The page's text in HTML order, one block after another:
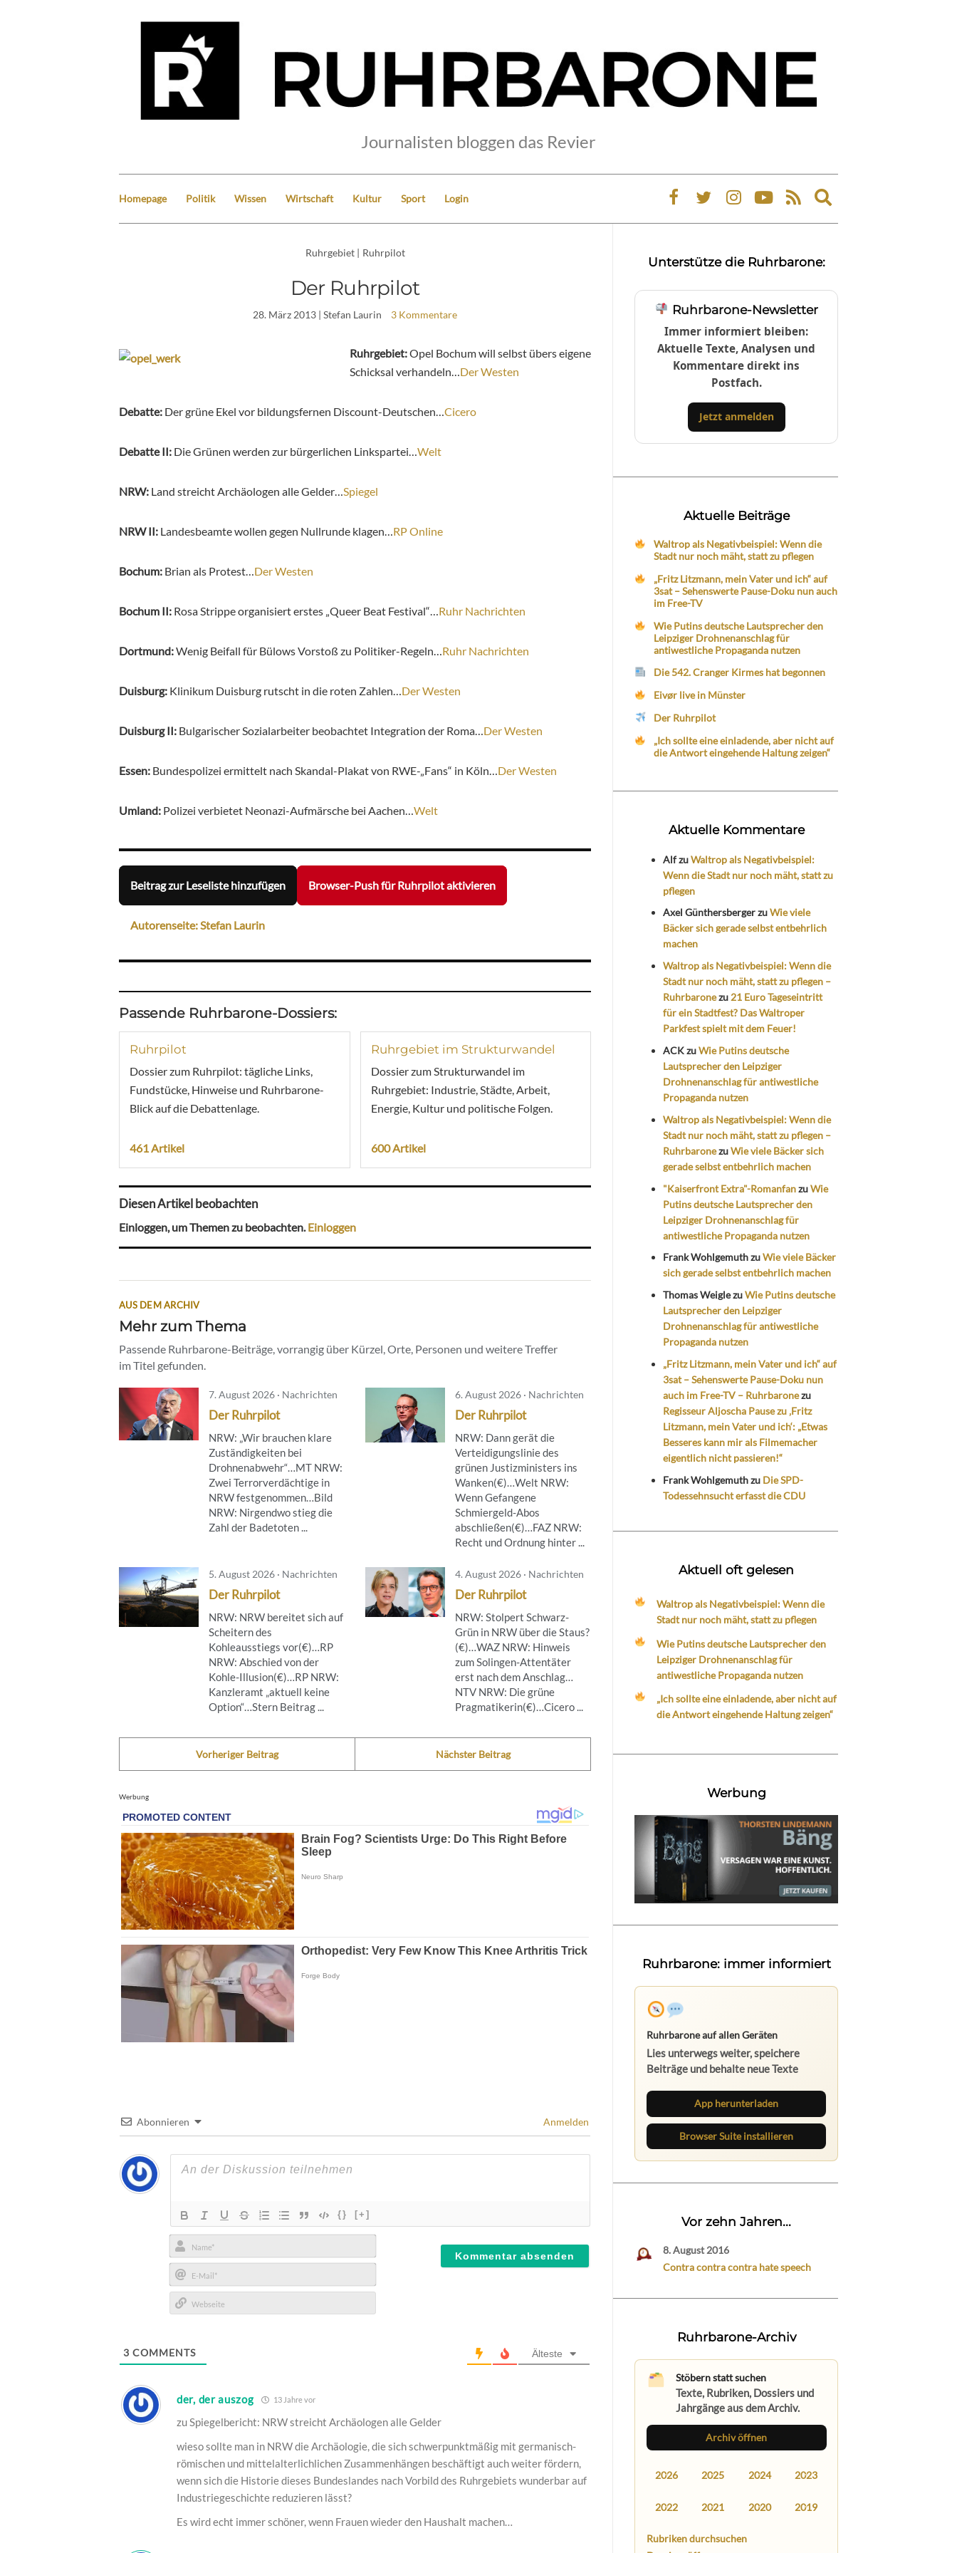
Journalisten bloggen das Revier
Homepage Politik Wissen Wirtschaft Kultur Sport Login
Expand
search
Ruhrgebiet | Ruhrpilot
Der Ruhrpilot
28. März 2013 | Stefan Laurin 3 Kommentare
Ruhrgebiet:Opel Bochum will selbst übers eigene
Schicksal verhandeln… Der Westen
Debatte: Der grüne Ekel vor bildungsfernen Discount-Deutschen… Cicero
Debatte II: Die Grünen werden zur bürgerlichen Linkspartei… Welt
NRW: Land streicht Archäologen alle Gelder… Spiegel
NRW II: Landesbeamte wollen gegen Nullrunde klagen… RP Online
Bochum: Brian als Protest… Der Westen
Bochum II: Rosa Strippe organisiert erstes „Queer Beat Festival“… Ruhr Nachrichten
Dortmund:Wenig Beifall für Bülows Vorstoß zu Politiker-Regeln… Ruhr Nachrichten
Duisburg: Klinikum Duisburg rutscht in die roten Zahlen… Der Westen
Duisburg II: Bulgarischer Sozialarbeiter beobachtet Integration der Roma… Der Westen
Essen: Bundespolizei ermittelt nach Skandal-Plakat von RWE-„Fans“ in Köln… Der Westen
Umland: Polizei verbietet Neonazi-Aufmärsche bei Aachen… Welt
Beitrag zur Leseliste hinzufügen Browser-Push für Ruhrpilot aktivieren
Autorenseite: Stefan Laurin
Passende Ruhrbarone-Dossiers:
Ruhrpilot
Dossier zum Ruhrpilot: tägliche Links,
Fundstücke, Hinweise und Ruhrbarone-
Blick auf die Debattenlage.
461 Artikel
Ruhrgebiet im Strukturwandel
Dossier zum Strukturwandel im
Ruhrgebiet: Industrie, Städte, Arbeit,
Energie, Kultur und politische Folgen.
600 Artikel
Diesen Artikel beobachten
Einloggen, um Themen zu beobachten.Einloggen
AUS DEM ARCHIV
Mehr zum Thema
Passende Ruhrbarone-Beiträge, vorrangig über Kürzel, Orte, Personen und weitere Treffer
im Titel gefunden.
7. August 2026 · Nachrichten
Der Ruhrpilot
NRW: „Wir brauchen klare
Zuständigkeiten bei
Drohnenabwehr“…MT NRW:
Zwei Terrorverdächtige in
NRW festgenommen…Bild
NRW: Nirgendwo stieg die
Zahl der Badetoten ...
6. August 2026 · Nachrichten
Der Ruhrpilot
NRW: Dann gerät die
Verteidigungslinie des
grünen Justizministers ins
Wanken(€)…Welt NRW:
Wenn Gefangene
Schmiergeld-Abos
abschließen(€)…FAZ NRW:
Recht und Ordnung hinter ...
5. August 2026 · Nachrichten
Der Ruhrpilot
NRW: NRW bereitet sich auf
Scheitern des
Kohleausstiegs vor(€)…RP
NRW: Abschied von der
Kohle-Illusion(€)…RP NRW:
Kanzleramt „aktuell keine
Option“…Stern Beitrag ...
4. August 2026 · Nachrichten
Der Ruhrpilot
NRW: Stolpert Schwarz-
Grün in NRW über die Staus?
(€)…WAZ NRW: Hinweis
zum Solingen-Attentäter
erst nach dem Anschlag…
NTV NRW: Die grüne
Pragmatikerin(€)…Cicero ...
Vorheriger Beitrag Nächster Beitrag
Werbung
Abonnieren Anmelden
{} [+]
Name*
E-
Mail*
3 COMMENTS Älteste
der, der auszog 13 Jahre vor
zu Spiegelbericht: NRW streicht Archäologen alle Gelder
wieso sollte man in NRW die Archäologie, die sich schwerpunktmäßig mit germanisch-
römischen und mittelalterlichlichen Zusammenhängen beschäftigt auch weiter fördern,
wenn sich die Historie dieses Bundeslandes nach Vorbild des Ruhrgebiets wunderbar auf
Industriegeschichte reduzieren lässt?
Es wird echt immer schöner, wenn Frauen wieder den Haushalt machen…
Unterstütze die Ruhrbarone:
Ruhrbarone-Newsletter
Immer informiert bleiben:
Aktuelle Texte, Analysen und
Kommentare direkt ins
Postfach.
Jetzt anmelden
Aktuelle Beiträge
Waltrop als Negativbeispiel: Wenn die
Stadt nur noch mäht, statt zu pflegen
„Fritz Litzmann, mein Vater und ich“ auf
3sat – Sehenswerte Pause-Doku nun auch
im Free-TV
Wie Putins deutsche Lautsprecher den
Leipziger Drohnenanschlag für
antiwestliche Propaganda nutzen
Die 542. Cranger Kirmes hat begonnen
Eivør live in Münster
Der Ruhrpilot
„Ich sollte eine einladende, aber nicht auf
die Antwort eingehende Haltung zeigen“
Aktuelle Kommentare
AlfzuWaltrop als Negativbeispiel:
Wenn die Stadt nur noch mäht, statt zu
pflegen
Axel GünthersbergerzuWie viele
Bäcker sich gerade selbst entbehrlich
machen
Waltrop als Negativbeispiel: Wenn die
Stadt nur noch mäht, statt zu pflegen –
Ruhrbaronezu 21 Euro Tageseintritt
für ein Stadtfest? Das Waltroper
Parkfest spielt mit dem Feuer!
ACKzuWie Putins deutsche
Lautsprecher den Leipziger
Drohnenanschlag für antiwestliche
Propaganda nutzen
Waltrop als Negativbeispiel: Wenn die
Stadt nur noch mäht, statt zu pflegen –
RuhrbaronezuWie viele Bäcker sich
gerade selbst entbehrlich machen
"Kaiserfront Extra"-RomanfanzuWie
Putins deutsche Lautsprecher den
Leipziger Drohnenanschlag für
antiwestliche Propaganda nutzen
Frank WohlgemuthzuWie viele Bäcker
sich gerade selbst entbehrlich machen
Thomas WeiglezuWie Putins deutsche
Lautsprecher den Leipziger
Drohnenanschlag für antiwestliche
Propaganda nutzen
„Fritz Litzmann, mein Vater und ich“ auf
3sat – Sehenswerte Pause-Doku nun
auch im Free-TV – Ruhrbaronezu
Regisseur Aljoscha Pause zu ‚Fritz
Litzmann, mein Vater und ich‘: „Etwas
Besseres kann mir als Filmemacher
eigentlich nicht passieren!“
Frank Wohlgemuthzu Die SPD-
Todessehnsucht erfasst die CDU
Aktuell oft gelesen
Waltrop als Negativbeispiel: Wenn die
Stadt nur noch mäht, statt zu pflegen
Wie Putins deutsche Lautsprecher den
Leipziger Drohnenanschlag für
antiwestliche Propaganda nutzen
„Ich sollte eine einladende, aber nicht auf
die Antwort eingehende Haltung zeigen“
Werbung
Ruhrbarone: immer informiert
Ruhrbarone auf allen Geräten
Lies unterwegs weiter, speichere
Beiträge und behalte neue Texte
App herunterladen
Browser Suite installieren
Vor zehn Jahren...
8. August 2016
Contra contra contra hate speech
Ruhrbarone-Archiv
Stöbern statt suchen
Texte, Rubriken, Dossiers und
Jahrgänge aus dem Archiv.
Archiv öffnen
2026 2025 2024 2023
2022 2021 2020 2019
Rubriken durchsuchen